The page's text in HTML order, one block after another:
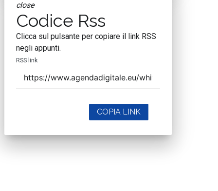
close
Codice Rss
Clicca sul pulsante per copiare il link RSS
negli appunti.
RSS link
COPIA LINK